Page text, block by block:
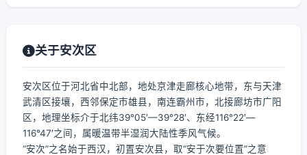
关于安次区
安次区位于河北省中北部，地处京津走廊核心地带，东与天津
武清区接壤，西邻保定市雄县，南连霸州市，北接廊坊市广阳
区，地理坐标介于北纬39°05′—39°28′、东经116°22′—
116°47′之间，属暖温带半湿润大陆性季风气候。
“安次”之名始于西汉，初置安次县，取“安于次要位置”之意